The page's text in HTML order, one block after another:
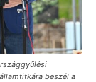
beszél a